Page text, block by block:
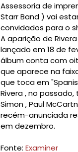
Assessoria de
Starr Band ) vai
convidados para o
A aparição de
lançado em 18 de
álbum conta com
que aparece na faixa
que toca em
Rivera , no passado,
Simon , Paul
recém-anunciada
em dezembro.
Fonte: Examiner